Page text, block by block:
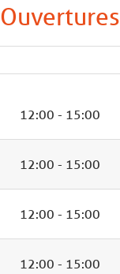
Ouvertures
12:00 - 15:00
12:00 - 15:00
12:00 - 15:00
12:00 - 15:00